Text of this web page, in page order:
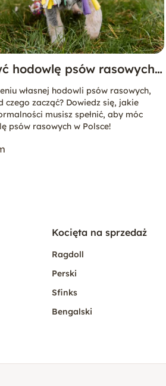
hodowlę psów rasowych?
po kroku
własnej hodowli psów rasowych,
czego zacząć? Dowiedz się, jakie
musisz spełnić, aby móc
psów rasowych w Polsce!
Kocięta na sprzedaż
Ragdoll
Perski
Sfinks
Bengalski